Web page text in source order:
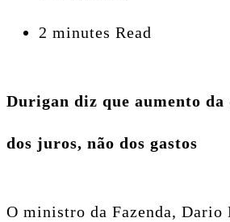
2 minutes Read
Durigan diz que aumento
dos juros, não dos gastos
O ministro da Fazenda, Dario